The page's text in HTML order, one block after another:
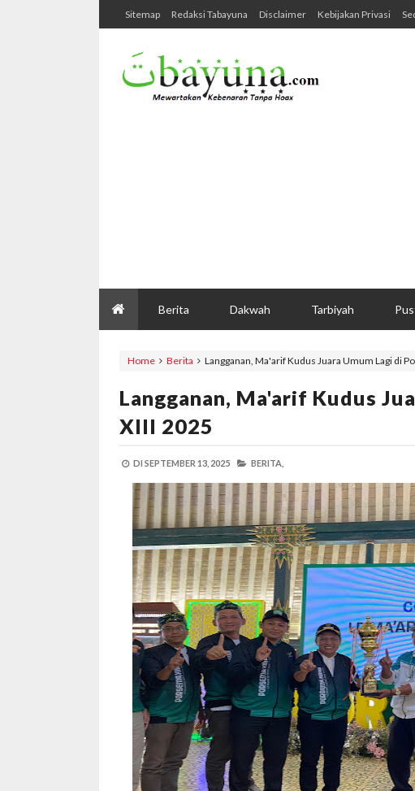
Sitemap Redaksi Tabayuna Disclaimer Kebijakan Privasi
Berita Dakwah Tarbiyah
Home Berita Langganan, Ma'arif Kudus Juara Umum Lagi di
Langganan, Ma'arif Kudus
XIII 2025
DI SEPTEMBER 13, 2025 BERITA,